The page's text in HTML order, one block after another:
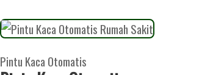
Pintu Kaca Otomatis